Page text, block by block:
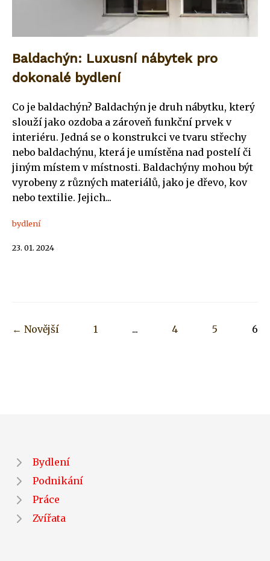
Baldachýn: Luxusní nábytek pro
dokonalé bydlení
Co je baldachýn? Baldachýn je druh nábytku, který
slouží jako ozdoba a zároveň funkční prvek v
interiéru. Jedná se o konstrukci ve tvaru střechy
nebo baldachýnu, která je umístěna nad postelí či
jiným místem v místnosti. Baldachýny mohou být
vyrobeny z různých materiálů, jako je dřevo, kov
nebo textilie. Jejich...
bydlení
23. 01. 2024
← Novější 1 ... 4 5 6
Bydlení
Podnikání
Práce
Zvířata